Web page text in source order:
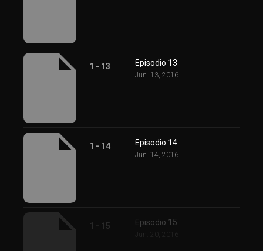
1 - 13 Episodio 13
Jun. 13, 2016
1 - 14 Episodio 14
Jun. 14, 2016
1 - 15 Episodio 15
Jun. 20, 2016